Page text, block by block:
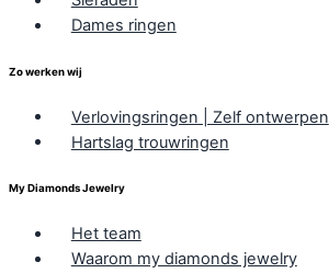
Dames ringen
Zo werken wij
Verlovingsringen | Zelf ontwerpen
Hartslag trouwringen
My Diamonds Jewelry
Het team
Waarom my diamonds jewelry